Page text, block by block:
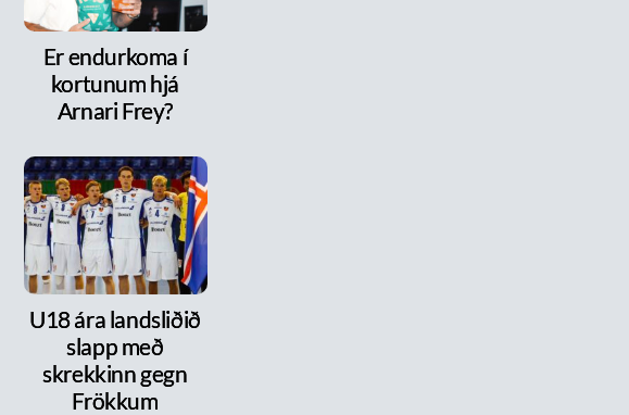
Er endurkoma í
kortunum hjá
Arnari Frey?
U18 ára landsliðið
slapp með
skrekkinn gegn
Frökkum